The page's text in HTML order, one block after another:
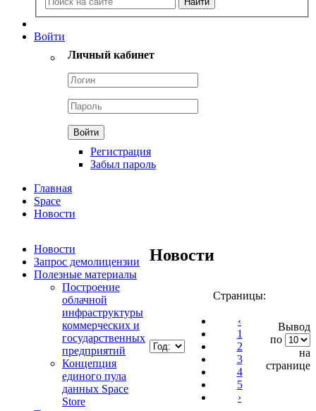
Войти
Личный кабинет
Регистрация
Забыл пароль
Главная
Space
Новости
Новости
Запрос демолицензии
Полезные материалы
Построение
облачной
инфраструктуры
коммерческих и
государственных
предприятий
Концепция
единого пула
данных Space
Store
Новости
Страницы:
‹
1
2
3
4
5
›
Вывод
по
на
странице